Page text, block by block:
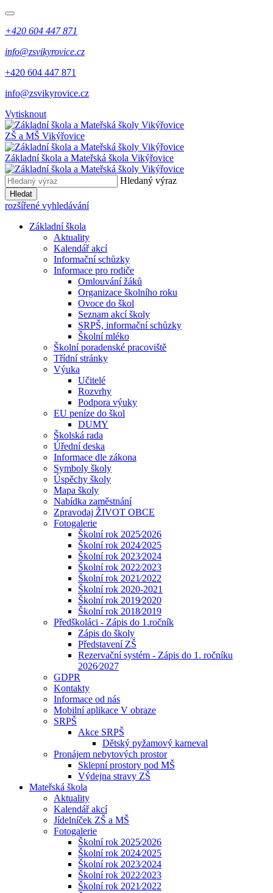
+420 604 447 871
info@zsvikyrovice.cz
+420 604 447 871
info@zsvikyrovice.cz
Vytisknout
ZŠ a MŠ Vikýřovice
Základní škola a Mateřská škola Vikýřovice
Hledaný výraz
Hledat
rozšířené vyhledávání
Základní škola
Aktuality
Kalendář akcí
Informační schůzky
Informace pro rodiče
Omlouvání žáků
Organizace školního roku
Ovoce do škol
Seznam akcí školy
SRPŠ, informační schůzky
Školní mléko
Školní poradenské pracoviště
Třídní stránky
Výuka
Učitelé
Rozvrhy
Podpora výuky
EU peníze do škol
DUMY
Školská rada
Úřední deska
Informace dle zákona
Symboly školy
Úspěchy školy
Mapa školy
Nabídka zaměstnání
Zpravodaj ŽIVOT OBCE
Fotogalerie
Školní rok 2025⁄2026
Školní rok 2024⁄2025
Školní rok 2023⁄2024
Školní rok 2022⁄2023
Školní rok 2021⁄2022
Školní rok 2020-2021
Školní rok 2019⁄2020
Školní rok 2018⁄2019
Předškoláci - Zápis do 1.ročník
Zápis do školy
Představení ZŠ
Rezervační systém - Zápis do 1. ročníku
2026⁄2027
GDPR
Kontakty
Informace od nás
Mobilní aplikace V obraze
SRPŠ
Akce SRPŠ
Dětský pyžamový karneval
Pronájem nebytových prostor
Sklepní prostory pod MŠ
Výdejna stravy ZŠ
Mateřská škola
Aktuality
Kalendář akcí
Jídelníček ZŠ a MŠ
Fotogalerie
Školní rok 2025⁄2026
Školní rok 2024⁄2025
Školní rok 2023⁄2024
Školní rok 2022⁄2023
Školní rok 2021⁄2022